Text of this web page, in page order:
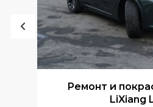
Ремонт и
LiXiang